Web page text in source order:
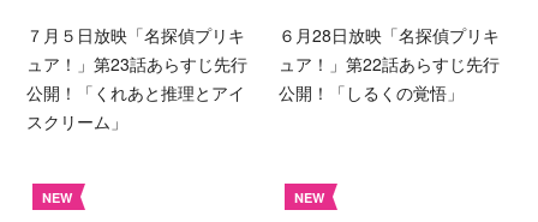
７月５日放映「名探偵プリキ
ュア！」第23話あらすじ先行
公開！「くれあと推理とアイ
スクリーム」
６月28日放映「名探偵プリキ
ュア！」第22話あらすじ先行
公開！「しるくの覚悟」
NEW NEW